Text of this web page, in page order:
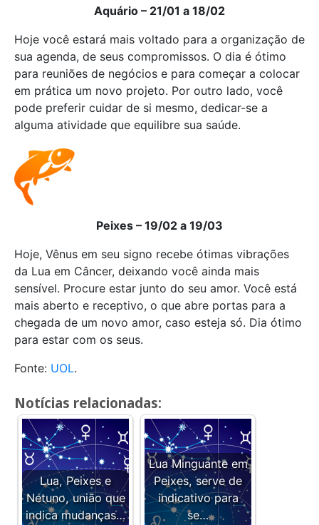
Aquário – 21/01 a 18/02
Hoje você estará mais voltado para a organização de
sua agenda, de seus compromissos. O dia é ótimo
para reuniões de negócios e para começar a colocar
em prática um novo projeto. Por outro lado, você
pode preferir cuidar de si mesmo, dedicar-se a
alguma atividade que equilibre sua saúde.
Peixes – 19/02 a 19/03
Hoje, Vênus em seu signo recebe ótimas vibrações
da Lua em Câncer, deixando você ainda mais
sensível. Procure estar junto do seu amor. Você está
mais aberto e receptivo, o que abre portas para a
chegada de um novo amor, caso esteja só. Dia ótimo
para estar com os seus.
Fonte: UOL.
Notícias relacionadas:
Lua, Peixes e
Netuno, união que
indica mudanças…
Lua Minguante em
Peixes, serve de
indicativo para
se…